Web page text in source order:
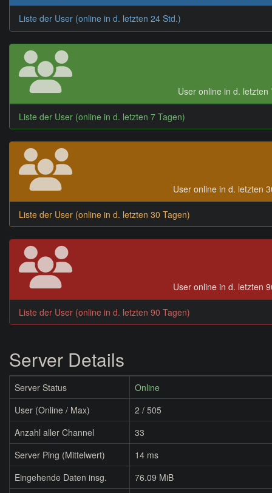
Liste der User (online in d. letzten 24 Std.)
User online in d. letzten
Liste der User (online in d. letzten 7 Tagen)
User online in d. letzten
Liste der User (online in d. letzten 30 Tagen)
User online in d. letzten
Liste der User (online in d. letzten 90 Tagen)
Server Details
Server Status
Online
User (Online / Max)
2 / 505
Anzahl aller Channel
33
Server Ping (Mittelwert)
14 ms
Eingehende Daten insg.
76.09 MiB